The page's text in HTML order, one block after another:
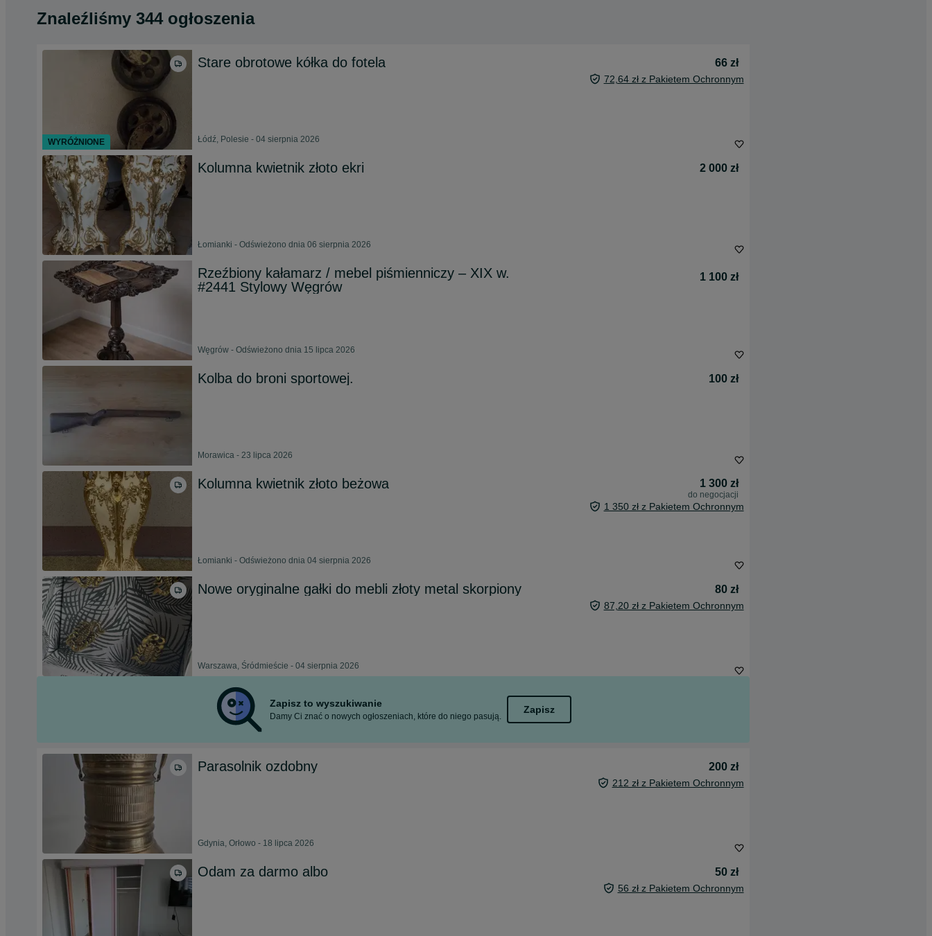
Znaleźliśmy 344 ogłoszenia
Stare obrotowe kółka do fotela 66 zł
72,64 zł z Pakietem Ochronnym
Łódź, Polesie - 04 sierpnia 2026
Kolumna kwietnik złoto ekri 2 000 zł
Łomianki - Odświeżono dnia 06 sierpnia 2026
Rzeźbiony kałamarz / mebel piśmienniczy – XIX w.
#2441 Stylowy Węgrów
1 100 zł
Węgrów - Odświeżono dnia 15 lipca 2026
Kolba do broni sportowej. 100 zł
Morawica - 23 lipca 2026
Kolumna kwietnik złoto beżowa 1 300 zł
do negocjacji
1 350 zł z Pakietem Ochronnym
Łomianki - Odświeżono dnia 04 sierpnia 2026
Nowe oryginalne gałki do mebli złoty metal skorpiony 80 zł
87,20 zł z Pakietem Ochronnym
Warszawa, Śródmieście - 04 sierpnia 2026
Zapisz to wyszukiwanie
Damy Ci znać o nowych ogłoszeniach, które do niego pasują.
Zapisz
Parasolnik ozdobny 200 zł
212 zł z Pakietem Ochronnym
Gdynia, Orłowo - 18 lipca 2026
Odam za darmo albo 50 zł
56 zł z Pakietem Ochronnym
WYRÓŻNIONE